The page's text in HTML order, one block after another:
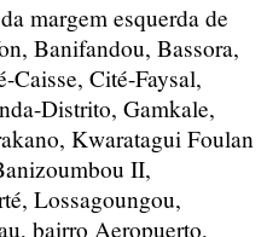
margem esquerda de
Banifandou, Bassora,
Cité-Faysal,
Distrito, Gamkale,
Kwaratagui Foulan
II,
Lossagoungou,
bairro Aeropuerto,